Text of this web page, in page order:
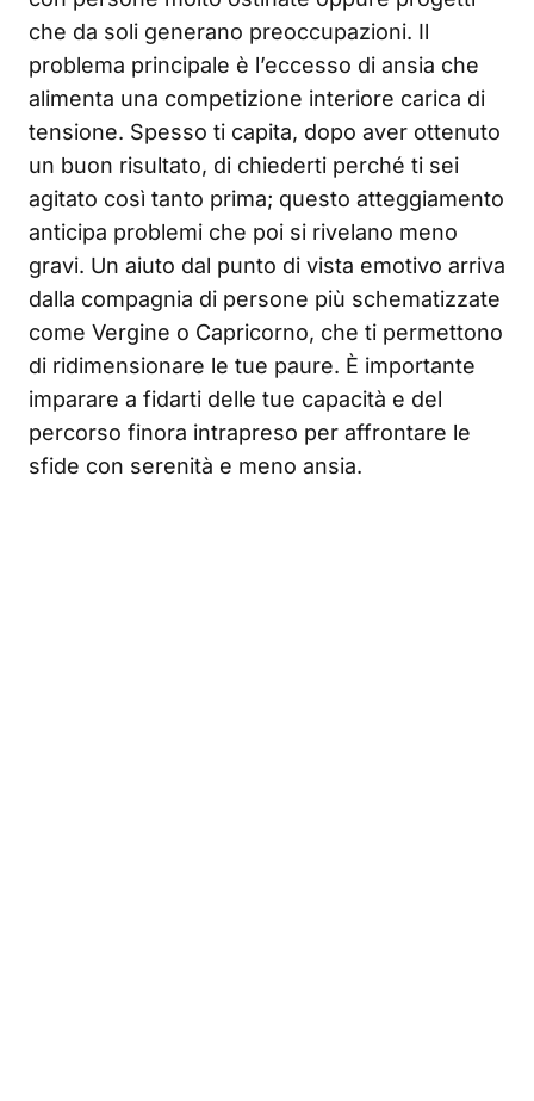
che da soli generano preoccupazioni. Il
problema principale è l’eccesso di ansia che
alimenta una competizione interiore carica di
tensione. Spesso ti capita, dopo aver ottenuto
un buon risultato, di chiederti perché ti sei
agitato così tanto prima; questo atteggiamento
anticipa problemi che poi si rivelano meno
gravi. Un aiuto dal punto di vista emotivo arriva
dalla compagnia di persone più schematizzate
come Vergine o Capricorno, che ti permettono
di ridimensionare le tue paure. È importante
imparare a fidarti delle tue capacità e del
percorso finora intrapreso per affrontare le
sfide con serenità e meno ansia.